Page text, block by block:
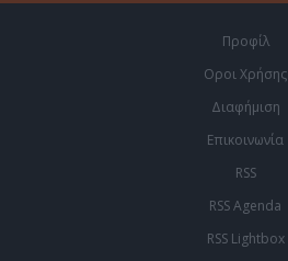
Προφίλ
Οροι Χρήσης
Διαφήμιση
Επικοινωνία
RSS
RSS Agenda
RSS Lightbox